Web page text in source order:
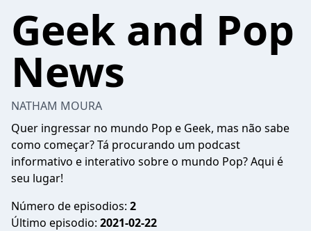
Geek and Pop
News
NATHAM MOURA
Quer ingressar no mundo Pop e Geek, mas não sabe
como começar? Tá procurando um podcast
informativo e interativo sobre o mundo Pop? Aqui é
seu lugar!
Número de episodios: 2
Último episodio: 2021-02-22